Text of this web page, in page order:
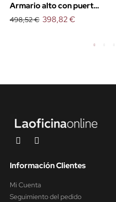
Armario alto con puertas
bajas Euro
498,52 € 398,82 €
Información Clientes
Mi Cuenta
Seguimiento del pedido